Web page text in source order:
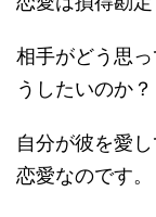
相手がどう思
うしたいのか？
自分が彼を愛
恋愛なのです。